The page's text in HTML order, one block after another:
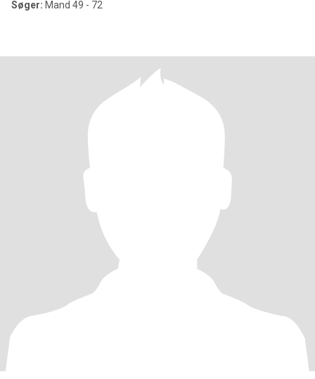
Søger: Mand 49 - 72